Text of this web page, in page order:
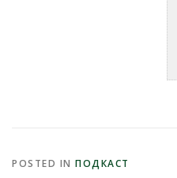
POSTED IN ПОДКАСТ